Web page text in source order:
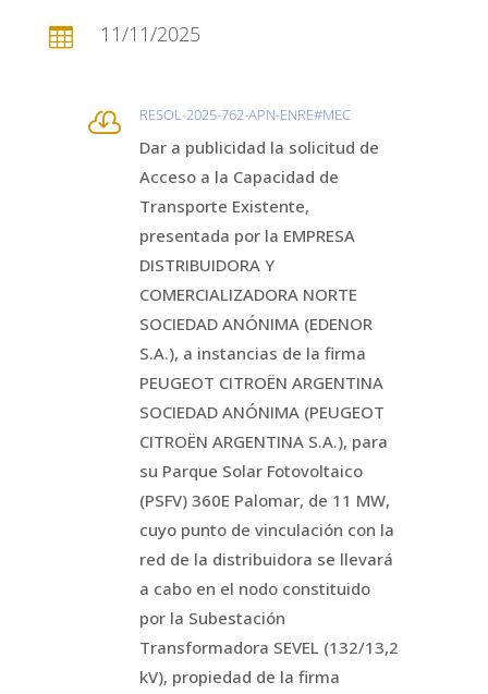
 11/11/2025
 RESOL-2025-762-APN-ENRE#MEC
Dar a publicidad la solicitud de
Acceso a la Capacidad de
Transporte Existente,
presentada por la EMPRESA
DISTRIBUIDORA Y
COMERCIALIZADORA NORTE
SOCIEDAD ANÓNIMA (EDENOR
S.A.), a instancias de la firma
PEUGEOT CITROËN ARGENTINA
SOCIEDAD ANÓNIMA (PEUGEOT
CITROËN ARGENTINA S.A.), para
su Parque Solar Fotovoltaico
(PSFV) 360E Palomar, de 11 MW,
cuyo punto de vinculación con la
red de la distribuidora se llevará
a cabo en el nodo constituido
por la Subestación
Transformadora SEVEL (132/13,2
kV), propiedad de la firma